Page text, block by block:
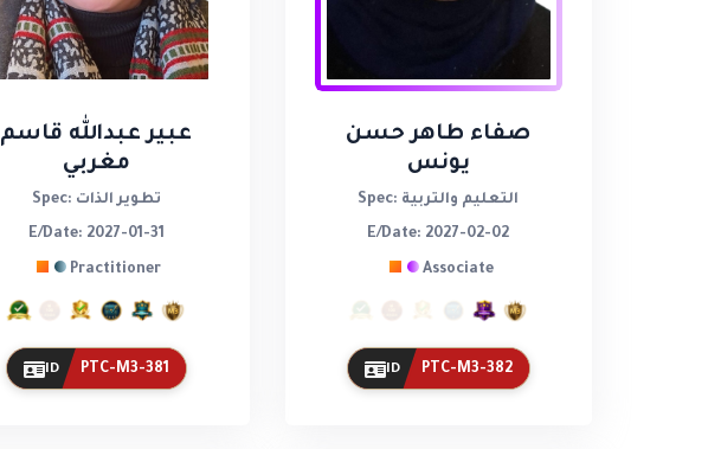
صفاء طاهر حسن
يونس
Spec: التعليم والتربية
E/Date: 2027-02-02
Associate
ID PTC-M3-382
عبير عبدالله قاسم
مغربي
Spec: تطوير الذات
E/Date: 2027-01-31
Practitioner
ID PTC-M3-381